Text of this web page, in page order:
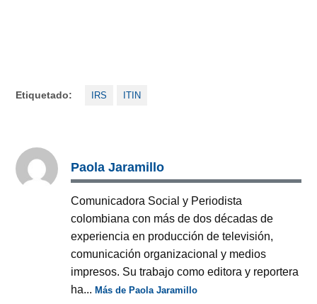
Etiquetado: IRS ITIN
Paola Jaramillo
Comunicadora Social y Periodista
colombiana con más de dos décadas de
experiencia en producción de televisión,
comunicación organizacional y medios
impresos. Su trabajo como editora y reportera
ha...Más de Paola Jaramillo